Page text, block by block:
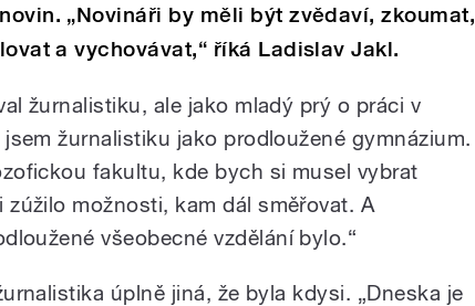
„Novináři by měli být zvědaví, zkoumat,
a vychovávat,“ říká Ladislav Jakl.
žurnalistiku, ale jako mladý prý o práci v
žurnalistiku jako prodloužené gymnázium.
fakultu, kde bych si musel vybrat
zúžilo možnosti, kam dál směřovat. A
všeobecné vzdělání bylo.“
úplně jiná, že byla kdysi. „Dneska je